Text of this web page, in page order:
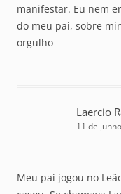
manifestar. Eu nem
do meu pai, sobre
orgulho
Laercio
11 de
Meu pai jogou no